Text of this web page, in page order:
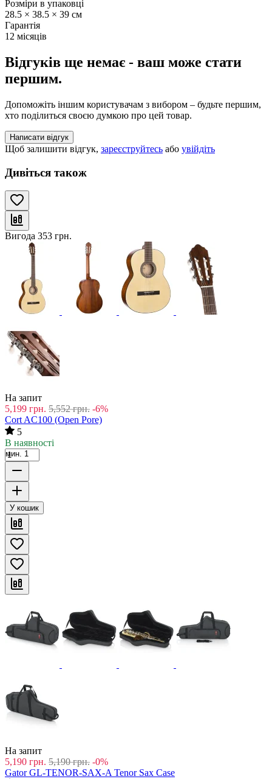
Розміри в упаковці
28.5 × 38.5 × 39 см
Гарантія
12 місяців
Відгуків ще немає - ваш може стати
першим.
Допоможіть іншим користувачам з вибором – будьте першим,
хто поділиться своєю думкою про цей товар.
Написати відгук
Щоб залишити відгук, зареєструйтесь або увійдіть
Дивіться також
Вигода 353 грн.
На запит
5,199 грн. 5,552 грн. -6%
Cort AC100 (Open Pore)
5
В наявності
мин. 1
У кошик
На запит
5,190 грн. 5,190 грн. -0%
Gator GL-TENOR-SAX-A Tenor Sax Case